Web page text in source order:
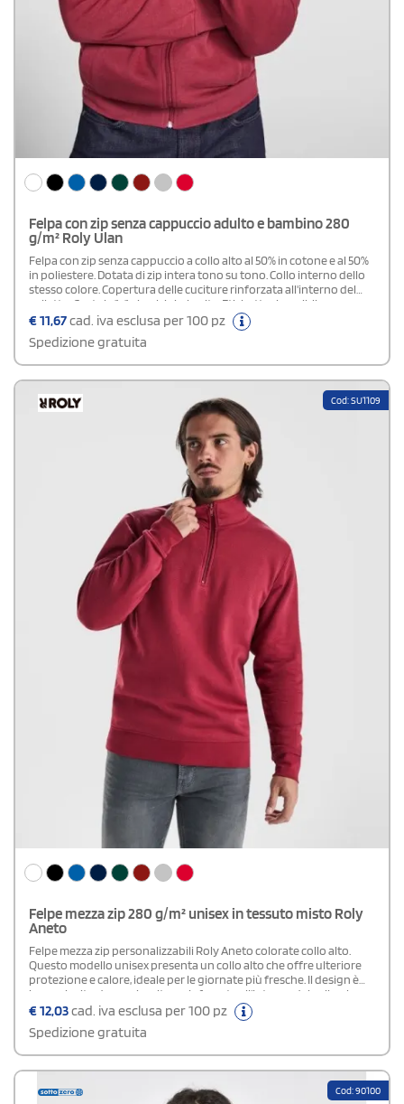
Felpa con zip senza cappuccio adulto e bambino 280
g/m² Roly Ulan
Felpa con zip senza cappuccio a collo alto al 50% in cotone e al 50%
in poliestere. Dotata di zip intera tono su tono. Collo interno dello
stesso colore. Copertura delle cuciture rinforzata all'interno del
colletto. Costola 1x1 ai polsini e in vita. Etichetta rimovibile.
€11,67cad. iva esclusa per 100 pz
Spedizione gratuita
Cod: SU1109
Felpe mezza zip 280 g/m² unisex in tessuto misto Roly
Aneto
Felpe mezza zip personalizzabili Roly Aneto colorate collo alto.
Questo modello unisex presenta un collo alto che offre ulteriore
protezione e calore, ideale per le giornate più fresche. Il design è
impreziosito da copricuciture rinforzate all'interno del collo, che
non solo aumentano la durabilità ma anche il comfort. La felpa è
friinita con costine 1x1 nei polsini e nella cintura, garantendo una
vestibilità sicura e confortevole che mantiene la forma e si adatta
ai movimenti del corpo. Disponibile in una varietà di colori, la felpa
Roly Aneto può essere personalizzata con il logo o il messaggio
della tua scelta, rendendola perfetta per eventi aziendali, attività
ricreative o come parte di un uniforme informale.
€12,03cad. iva esclusa per 100 pz
Spedizione gratuita
Cod: 90100